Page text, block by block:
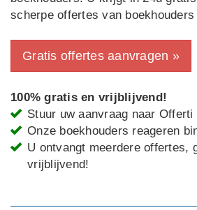
scherpe offertes van
Gratis offertes aanvragen »
100% gratis en vrijblijvend!
Stuur uw aanvraag naar Offerti
Onze boekhouders reageren
U ontvangt meerdere offertes,
vrijblijvend!